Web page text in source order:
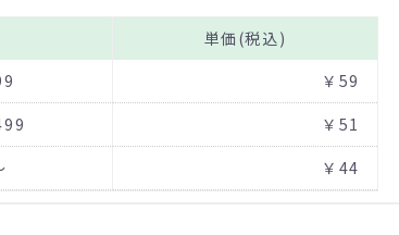
単価(税込)
￥59
￥51
￥44